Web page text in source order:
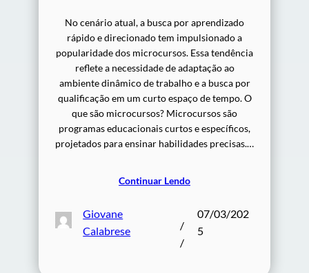
No cenário atual, a busca por aprendizado
rápido e direcionado tem impulsionado a
popularidade dos microcursos. Essa tendência
reflete a necessidade de adaptação ao
ambiente dinâmico de trabalho e a busca por
qualificação em um curto espaço de tempo. O
que são microcursos? Microcursos são
programas educacionais curtos e específicos,
projetados para ensinar habilidades precisas.…
Continuar Lendo
Giovane
Calabrese
/
/
07/03/202
5